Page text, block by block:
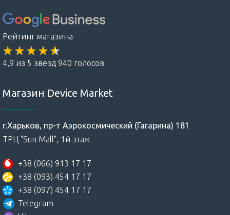
Рейтинг магазина
4,9 из 5 звезд 940 голосов
Магазин Device Market
г.Харьков, пр-т Аэрокосмический (Гагарина) 181
ТРЦ "Sun Mall", 1й этаж
+38 (066) 913 17 17
+38 (093) 454 17 17
+38 (097) 454 17 17
Telegram